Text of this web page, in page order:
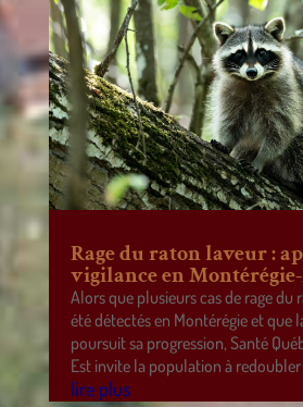
Rage du raton laveur :
vigilance en
Alors que plusieurs cas de rage du
été détectés en Montérégie et que
poursuit sa progression, Santé
Est invite la population à redoubler
lire plus